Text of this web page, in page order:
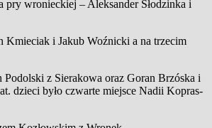
wronieckiej – Aleksander Słodzinka i
Kmieciak i Jakub Woźnicki a na trzecim
Podolski z Sierakowa oraz Goran Brzóska i
dzieci było czwarte miejsce Nadii Kopras-